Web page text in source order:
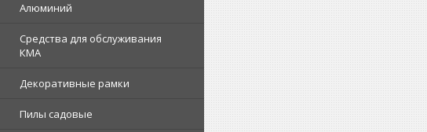
Алюминий
Средства для обслуживания
КМА
Декоративные рамки
Пилы садовые